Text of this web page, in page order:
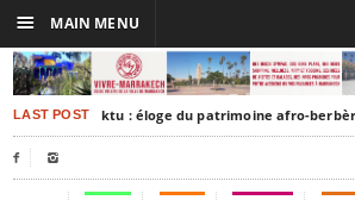
LAST POSTTimbuktu : éloge du patrimoine afro-berbère
 
☰ MAIN MENU